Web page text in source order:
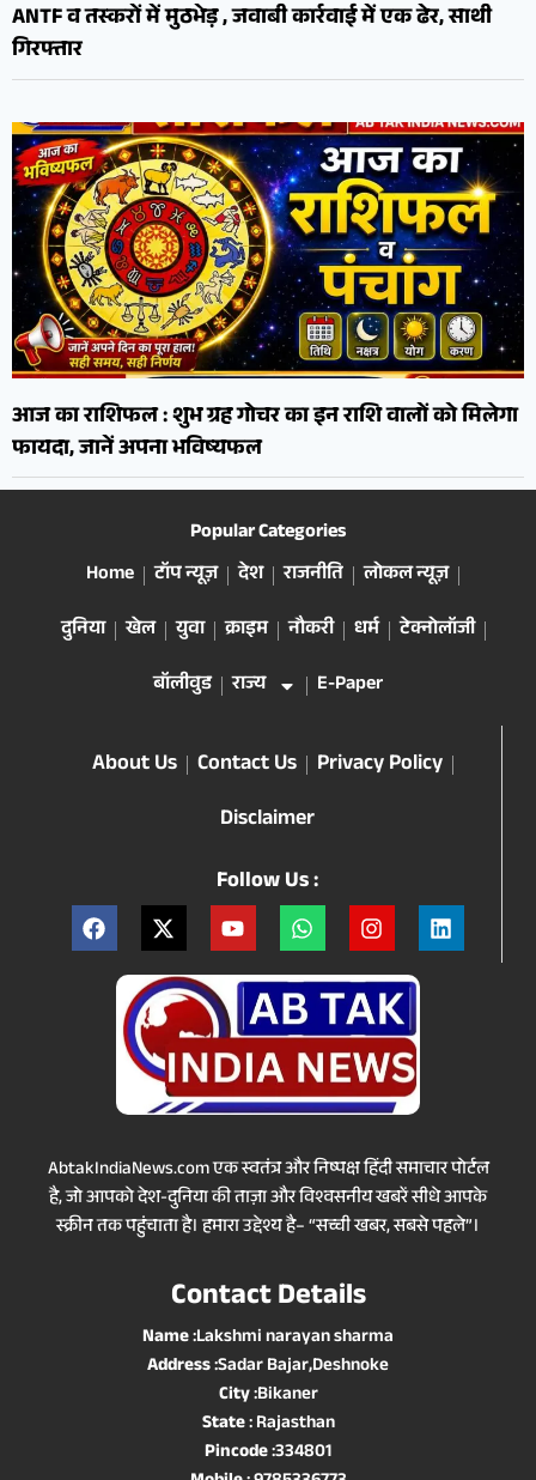
ANTF व तस्करों में मुठभेड़ , जवाबी कार्रवाई में एक ढेर, साथी
गिरफ्तार
आज का राशिफल : शुभ ग्रह गोचर का इन राशि वालों को मिलेगा
फायदा, जानें अपना भविष्यफल
Popular Categories
Home
टॉप न्यूज़ देश राजनीति
लोकल न्यूज़
दुनिया
खेल युवा क्राइम नौकरी धर्म
टेक्नोलॉजी
बॉलीवुड
राज्य E-Paper
About Us Contact Us
Privacy Policy
Disclaimer
Follow Us :
AbtakIndiaNews.com एक स्वतंत्र और निष्पक्ष हिंदी समाचार पोर्टल
है, जो आपको देश-दुनिया की ताज़ा और विश्वसनीय खबरें सीधे आपके
स्क्रीन तक पहुंचाता है। हमारा उद्देश्य है– “सच्ची खबर, सबसे पहले”।
Contact Details
Name:Lakshmi narayan sharma
Address:Sadar Bajar,Deshnoke
City:Bikaner
State: Rajasthan
Pincode:334801